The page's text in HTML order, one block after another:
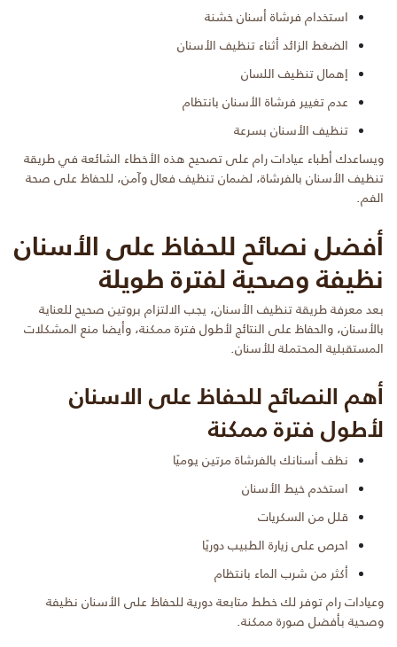
استخدام فرشاة أسنان خشنة
الضغط الزائد أثناء تنظيف الأسنان
إهمال تنظيف اللسان
عدم تغيير فرشاة الأسنان بانتظام
تنظيف الأسنان بسرعة
ويساعدك أطباء عيادات رام على تصحيح هذه الأخطاء الشائعة في طريقة
تنظيف الأسنان بالفرشاة، لضمان تنظيف فعال وآمن، للحفاظ على صحة
الفم.
أفضل نصائح للحفاظ على الأسنان
نظيفة وصحية لفترة طويلة
بعد معرفة طريقة تنظيف الأسنان، يجب الالتزام بروتين صحيح للعناية
بالأسنان، والحفاظ على النتائج لأطول فترة ممكنة، وأيضا منع المشكلات
المستقبلية المحتملة للأسنان.
أهم النصائح للحفاظ على الاسنان
لأطول فترة ممكنة
نظف أسنانك بالفرشاة مرتين يوميًا
استخدم خيط الأسنان
قلل من السكريات
احرص على زيارة الطبيب دوريًا
أكثر من شرب الماء بانتظام
وعيادات رام توفر لك خطط متابعة دورية للحفاظ على الأسنان نظيفة
وصحية بأفضل صورة ممكنة.